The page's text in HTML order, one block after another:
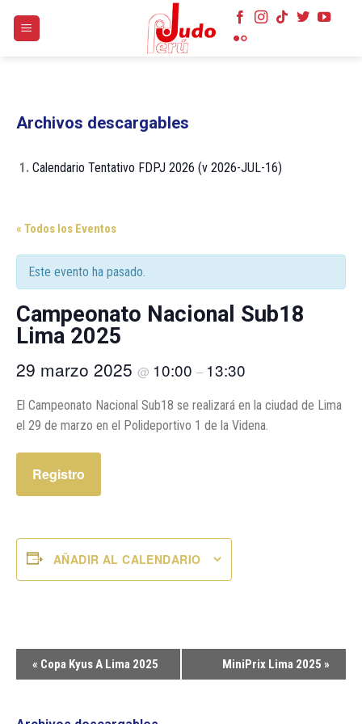
Archivos descargables
1. Calendario Tentativo FDPJ 2026 (v 2026-JUL-16)
« Todos los Eventos
Este evento ha pasado.
Campeonato Nacional Sub18
Lima 2025
29 marzo 2025 @ 10:00 – 13:30
El Campeonato Nacional Sub18 se realizará en la ciudad de Lima
el 29 de marzo en el Polideportivo 1 de la Videna.
Registro
AÑADIR AL CALENDARIO
Navegación
del
« Copa Kyus A Lima 2025 MiniPrix Lima 2025 »